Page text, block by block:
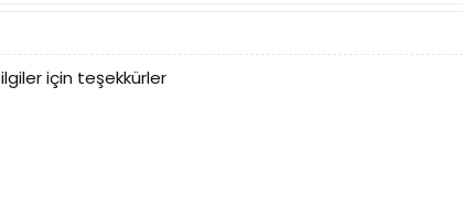
için teşekkürler